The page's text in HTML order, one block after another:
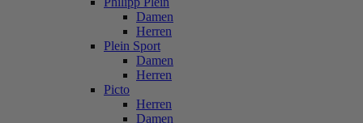
Damen
Herren
Plein Sport
Damen
Herren
Picto
Herren
Damen